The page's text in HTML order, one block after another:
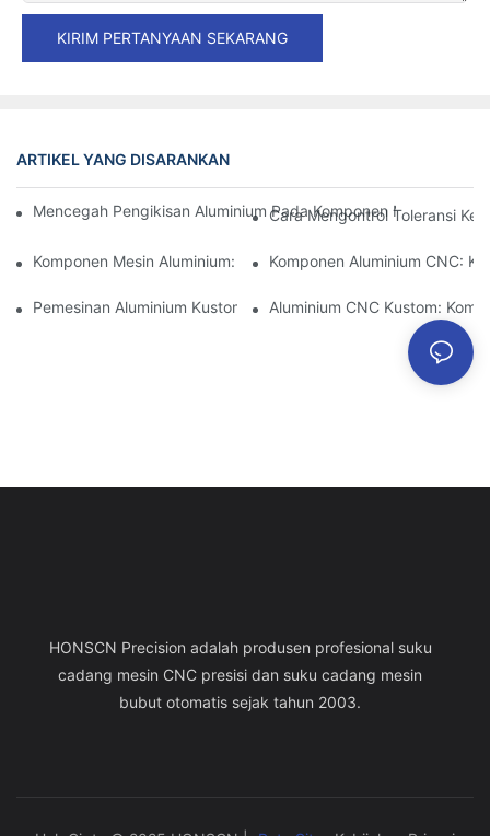
KIRIM PERTANYAAN SEKARANG
ARTIKEL YANG DISARANKAN
Mencegah Pengikisan Aluminium Pada Komponen Mesin
Cara Mengontrol Toleransi
Komponen Mesin Aluminium: Kustomisasi Untuk Pasar Niche
Komponen Aluminium CNC:
Pemesinan Aluminium Kustom: Menjelajahi Inovasi Industri
Aluminium CNC Kustom:
HONSCN Precision adalah produsen profesional suku
cadang mesin CNC presisi dan suku cadang mesin
bubut otomatis sejak tahun 2003.